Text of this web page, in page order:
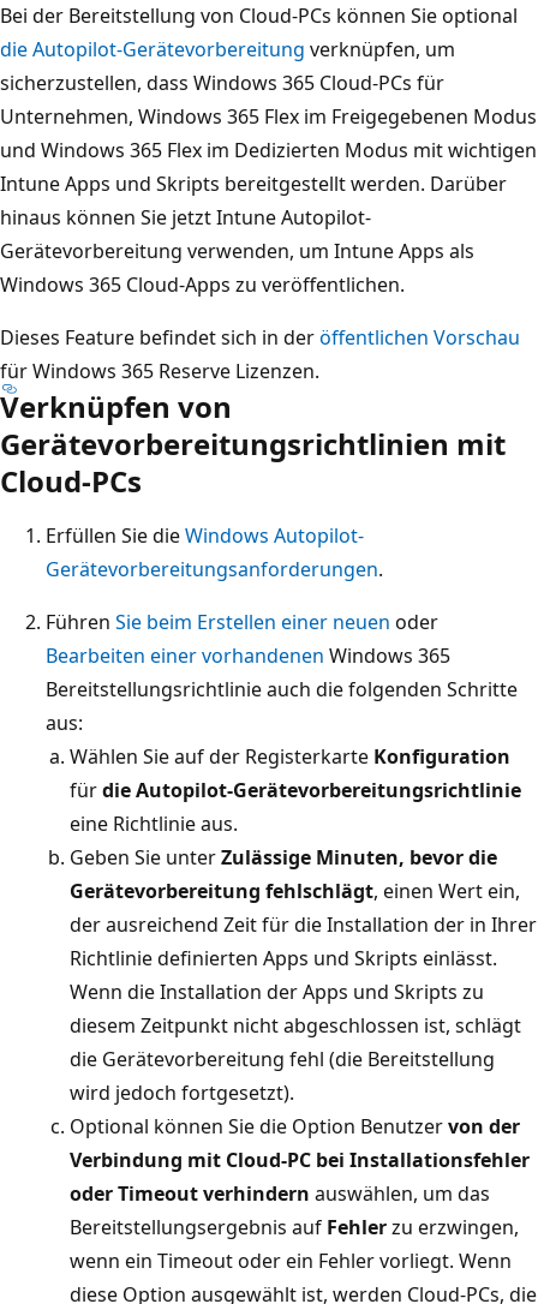
Bei der Bereitstellung von Cloud-PCs können Sie optional
die Autopilot-Gerätevorbereitung verknüpfen, um
sicherzustellen, dass Windows 365 Cloud-PCs für
Unternehmen, Windows 365 Flex im Freigegebenen Modus
und Windows 365 Flex im Dedizierten Modus mit wichtigen
Intune Apps und Skripts bereitgestellt werden. Darüber
hinaus können Sie jetzt Intune Autopilot-
Gerätevorbereitung verwenden, um Intune Apps als
Windows 365 Cloud-Apps zu veröffentlichen.
Dieses Feature befindet sich in deröffentlichen Vorschau
für Windows 365 Reserve Lizenzen.
Verknüpfen von
Gerätevorbereitungsrichtlinien mit
Cloud-PCs
Erfüllen Sie dieWindows Autopilot-
Gerätevorbereitungsanforderungen.
Führen Sie beim Erstellen einer neuen oder
Bearbeiten einer vorhandenen Windows 365
Bereitstellungsrichtlinie auch die folgenden Schritte
aus:
Wählen Sie auf der Registerkarte Konfiguration
fürdie Autopilot-Gerätevorbereitungsrichtlinie
eine Richtlinie aus.
Geben Sie unterZulässige Minuten, bevor die
Gerätevorbereitung fehlschlägt, einen Wert ein,
der ausreichend Zeit für die Installation der in Ihrer
Richtlinie definierten Apps und Skripts einlässt.
Wenn die Installation der Apps und Skripts zu
diesem Zeitpunkt nicht abgeschlossen ist, schlägt
die Gerätevorbereitung fehl (die Bereitstellung
wird jedoch fortgesetzt).
Optional können Sie die Option Benutzervon der
Verbindung mit Cloud-PC bei Installationsfehler
oder Timeout verhindern auswählen, um das
Bereitstellungsergebnis auf Fehlerzu erzwingen,
wenn ein Timeout oder ein Fehler vorliegt. Wenn
diese Option ausgewählt ist, werden Cloud-PCs, die